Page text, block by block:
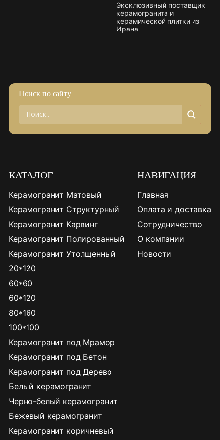
Эксклюзивный поставщик
керамогранита и
керамической плитки из
Ирана
Поиск по сайту
КАТАЛОГ
Керамогранит Матовый
Керамогранит Структурный
Керамогранит Карвинг
Керамогранит Полированный
Керамогранит Утолщенный
20*120
60*60
60*120
80*160
100*100
Керамогранит под Мрамор
Керамогранит под Бетон
Керамогранит под Дерево
Белый керамогранит
Черно-белый керамогранит
Бежевый керамогранит
Керамогранит коричневый
НАВИГАЦИЯ
Главная
Оплата и доставка
Сотрудничество
О компании
Новости